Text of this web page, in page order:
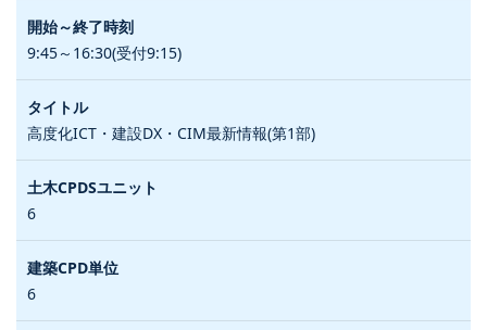
9:45～16:30(受付9:15)
高度化ICT・建設DX・CIM最新情報(第1部)
6
6